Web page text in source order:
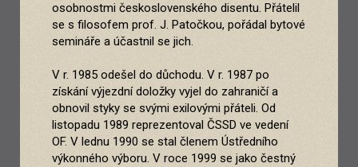
osobnostmi československého disentu. Přátelil
se s filosofem prof. J. Patočkou, pořádal bytové
semináře a účastnil se jich.
V r. 1985 odešel do důchodu. V r. 1987 po
získání výjezdní doložky vyjel do zahraničí a
obnovil styky se svými exilovými přáteli. Od
listopadu 1989 reprezentoval ČSSD ve vedení
OF. V lednu 1990 se stal členem Ústředního
výkonného výboru. V roce 1999 se jako čestný